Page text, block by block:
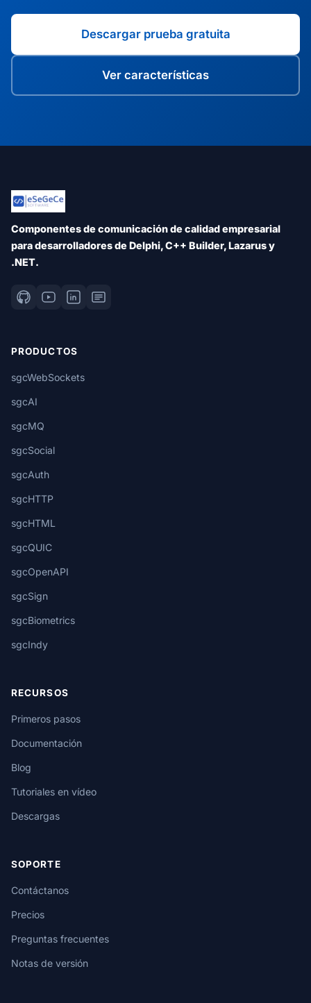
Descargar prueba gratuita
Ver características
Componentes de comunicación de calidad empresarial
para desarrolladores de Delphi, C++ Builder, Lazarus y
.NET.
PRODUCTOS
sgcWebSockets
sgcAI
sgcMQ
sgcSocial
sgcAuth
sgcHTTP
sgcHTML
sgcQUIC
sgcOpenAPI
sgcSign
sgcBiometrics
sgcIndy
RECURSOS
Primeros pasos
Documentación
Blog
Tutoriales en vídeo
Descargas
SOPORTE
Contáctanos
Precios
Preguntas frecuentes
Notas de versión